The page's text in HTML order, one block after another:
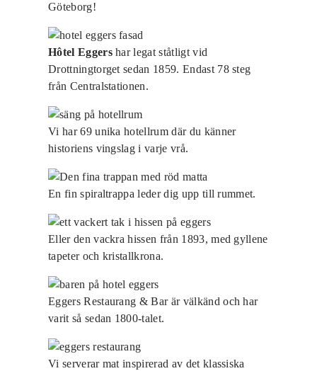
Göteborg!
Hôtel Eggershar legat ståtligt vid
Drottningtorget sedan 1859. Endast 78 steg
från Centralstationen.
Vi har 69 unika hotellrum där du känner
historiens vingslag i varje vrå.
En fin spiraltrappa leder dig upp till rummet.
Eller den vackra hissen från 1893, med gyllene
tapeter och kristallkrona.
Eggers Restaurang & Bar är välkänd och har
varit så sedan 1800-talet.
Vi serverar mat inspirerad av det klassiska